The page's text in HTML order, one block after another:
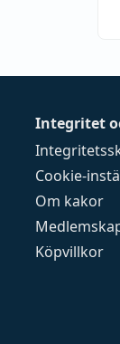
Integritet
Cookie-
Om kakor
Köpvillkor